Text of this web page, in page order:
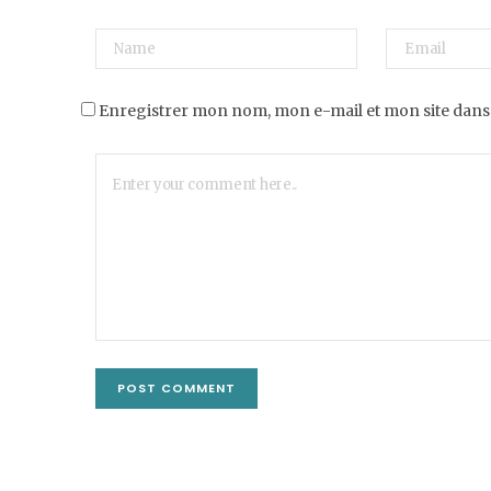
Enregistrer mon nom, mon e-mail et mon site